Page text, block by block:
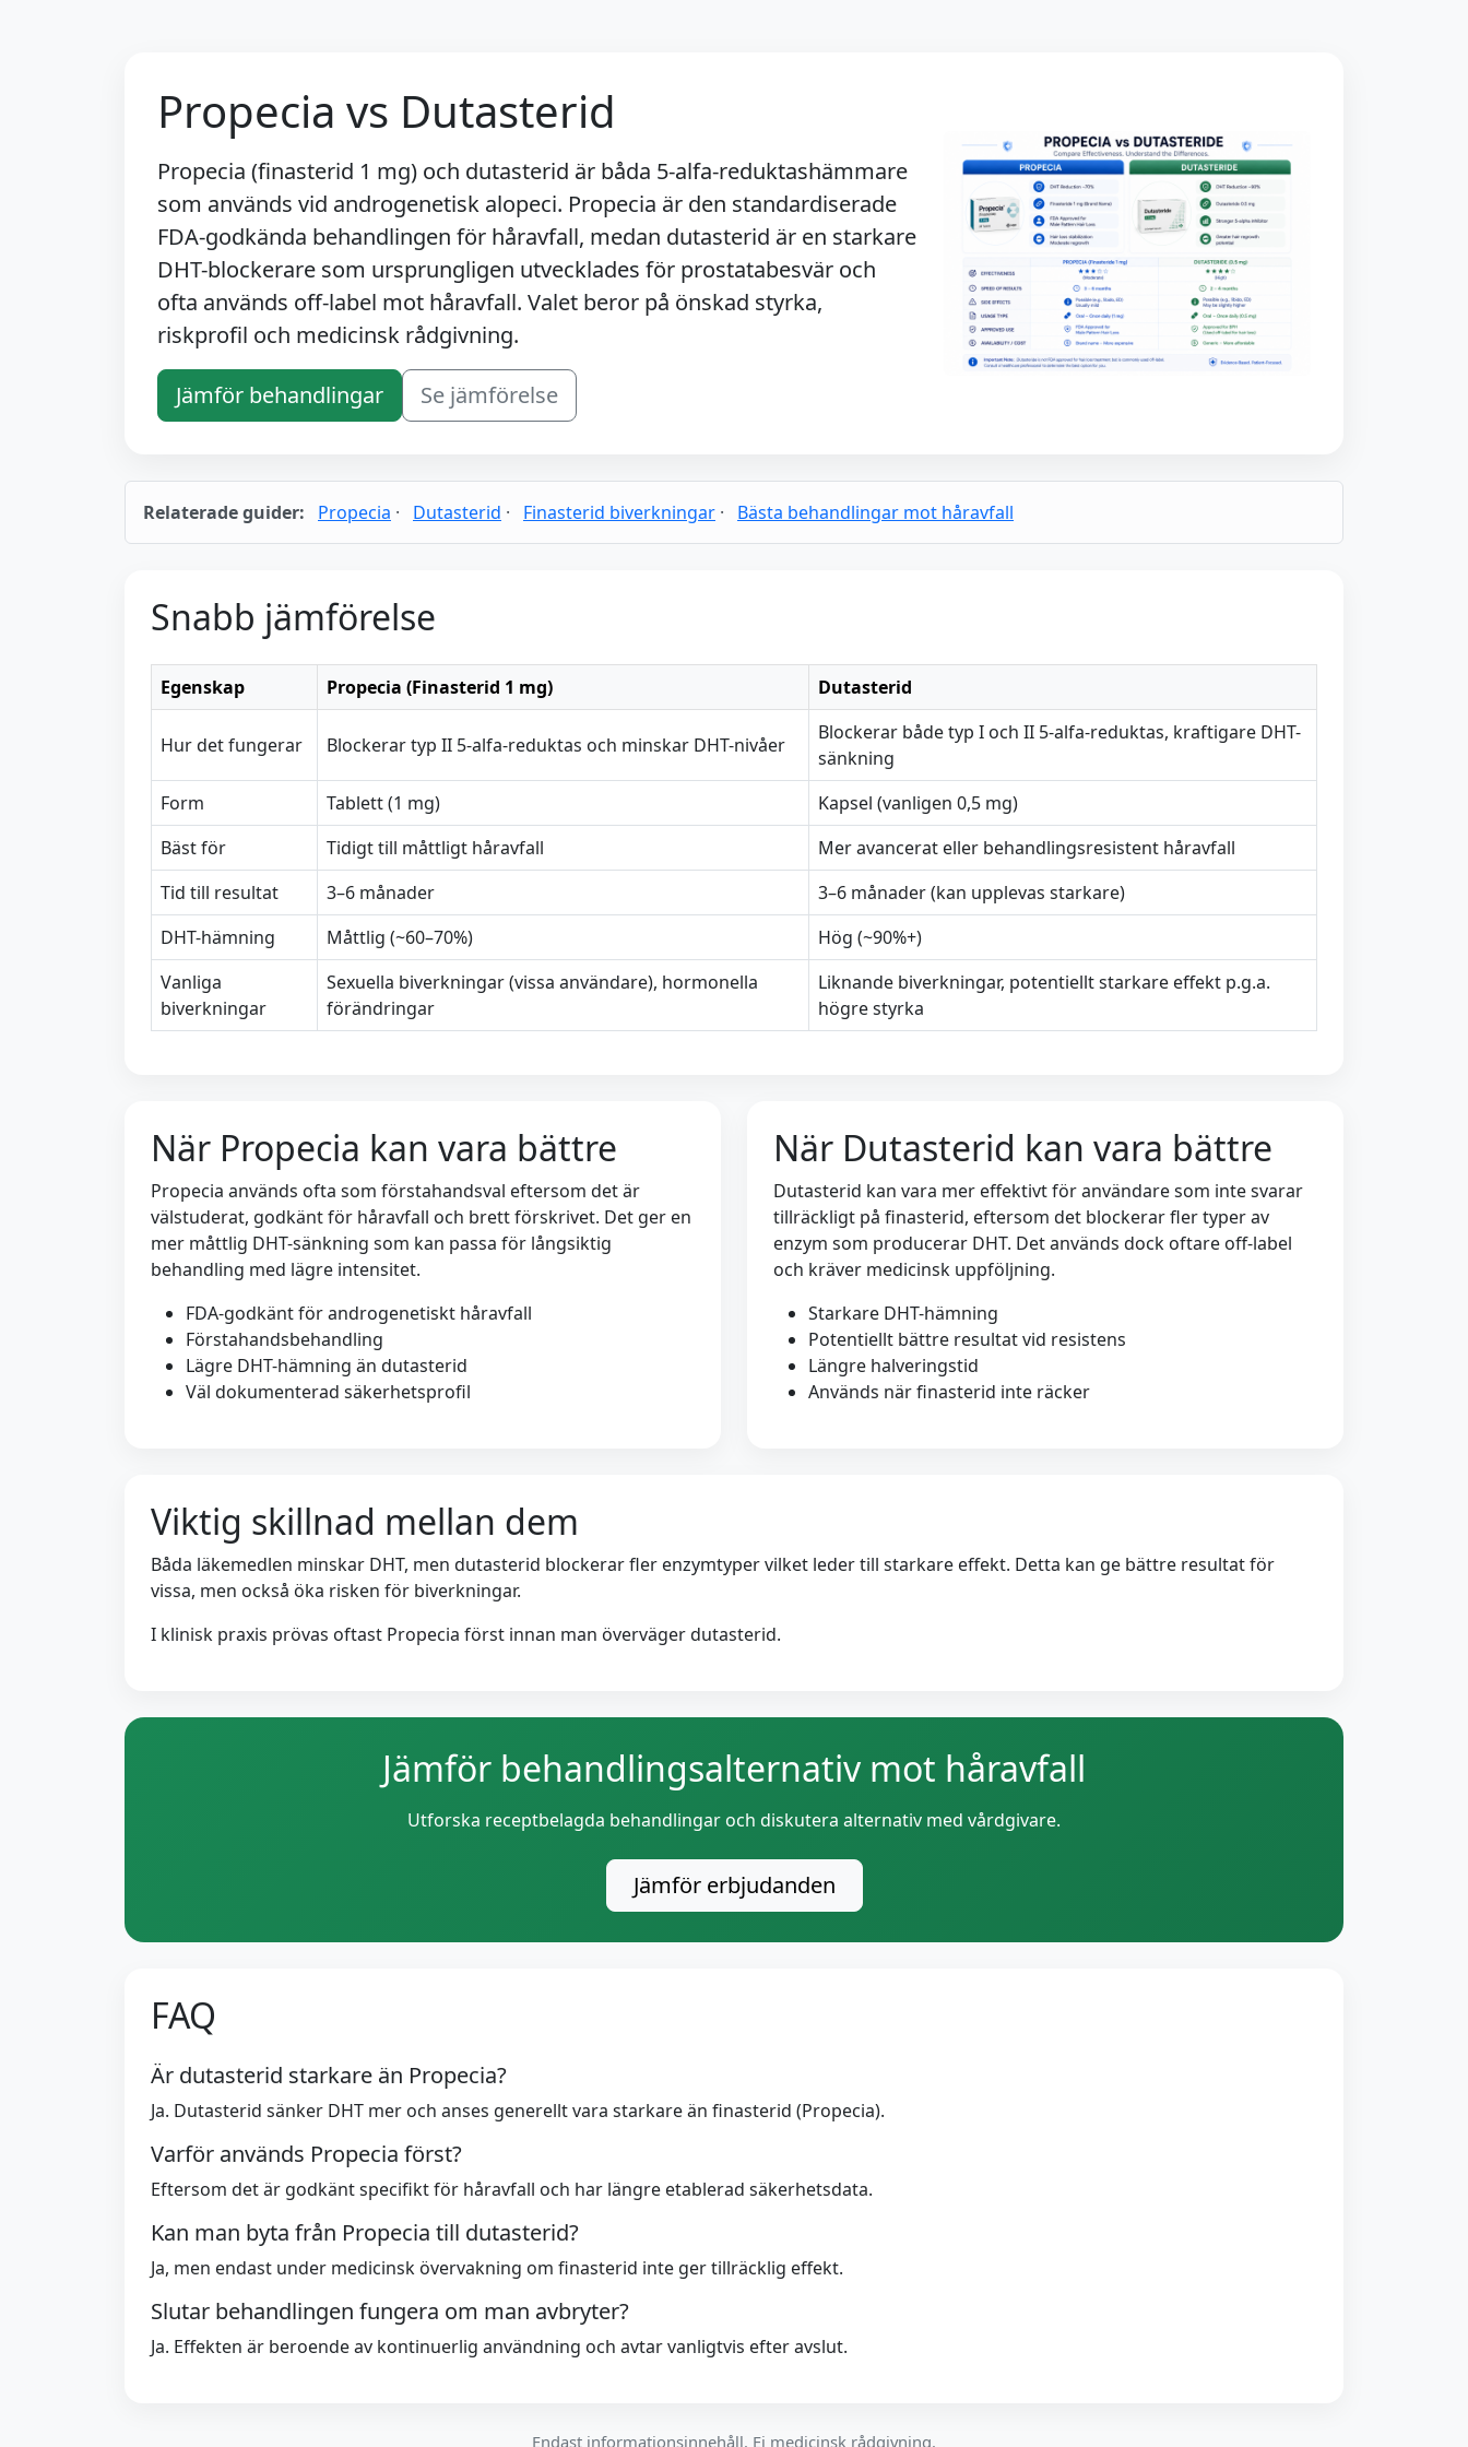
Propecia vs Dutasterid
Propecia (finasterid 1 mg) och dutasterid är båda 5-alfa-reduktashämmare
som används vid androgenetisk alopeci. Propecia är den standardiserade
FDA-godkända behandlingen för håravfall, medan dutasterid är en starkare
DHT-blockerare som ursprungligen utvecklades för prostatabesvär och
ofta används off-label mot håravfall. Valet beror på önskad styrka,
riskprofil och medicinsk rådgivning.
Jämför behandlingar Se jämförelse
Relaterade guider: Propecia · Dutasterid · Finasterid biverkningar · Bästa behandlingar mot håravfall
Snabb jämförelse
Egenskap Propecia (Finasterid 1 mg) Dutasterid
Hur det fungerar Blockerar typ II 5-alfa-reduktas och minskar DHT-nivåer
Blockerar både typ I och II 5-alfa-reduktas, kraftigare DHT-
sänkning
Form
Tablett (1 mg)
Kapsel (vanligen 0,5 mg)
Bäst för
Tidigt till måttligt håravfall
Mer avancerat eller behandlingsresistent håravfall
Tid till resultat
3–6 månader
3–6 månader (kan upplevas starkare)
DHT-hämning
Måttlig (~60–70%)
Hög (~90%+)
Vanliga
biverkningar
Sexuella biverkningar (vissa användare), hormonella
förändringar
Liknande biverkningar, potentiellt starkare effekt p.g.a.
högre styrka
När Propecia kan vara bättre
Propecia används ofta som förstahandsval eftersom det är
välstuderat, godkänt för håravfall och brett förskrivet. Det ger en
mer måttlig DHT-sänkning som kan passa för långsiktig
behandling med lägre intensitet.
FDA-godkänt för androgenetiskt håravfall
Förstahandsbehandling
Lägre DHT-hämning än dutasterid
Väl dokumenterad säkerhetsprofil
När Dutasterid kan vara bättre
Dutasterid kan vara mer effektivt för användare som inte svarar
tillräckligt på finasterid, eftersom det blockerar fler typer av
enzym som producerar DHT. Det används dock oftare off-label
och kräver medicinsk uppföljning.
Starkare DHT-hämning
Potentiellt bättre resultat vid resistens
Längre halveringstid
Används när finasterid inte räcker
Viktig skillnad mellan dem
Båda läkemedlen minskar DHT, men dutasterid blockerar fler enzymtyper vilket leder till starkare effekt. Detta kan ge bättre resultat för
vissa, men också öka risken för biverkningar.
I klinisk praxis prövas oftast Propecia först innan man överväger dutasterid.
Jämför behandlingsalternativ mot håravfall
Utforska receptbelagda behandlingar och diskutera alternativ med vårdgivare.
Jämför erbjudanden
FAQ
Är dutasterid starkare än Propecia?
Ja. Dutasterid sänker DHT mer och anses generellt vara starkare än finasterid (Propecia).
Varför används Propecia först?
Eftersom det är godkänt specifikt för håravfall och har längre etablerad säkerhetsdata.
Kan man byta från Propecia till dutasterid?
Ja, men endast under medicinsk övervakning om finasterid inte ger tillräcklig effekt.
Slutar behandlingen fungera om man avbryter?
Ja. Effekten är beroende av kontinuerlig användning och avtar vanligtvis efter avslut.
Endast informationsinnehåll. Ej medicinsk rådgivning.